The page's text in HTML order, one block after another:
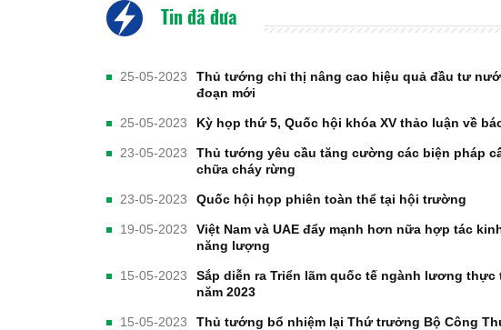
Tin đã đưa
25-05-2023
Thủ tướng chỉ thị nâng cao hiệu quả đầu tư
đoạn mới
25-05-2023 Kỳ họp thứ 5, Quốc hội khóa XV thảo luận về
23-05-2023
Thủ tướng yêu cầu tăng cường các biện pháp
chữa cháy rừng
23-05-2023 Quốc hội họp phiên toàn thể tại hội trường
19-05-2023
Việt Nam và UAE đẩy mạnh hơn nữa hợp tác
năng lượng
15-05-2023
Sắp diễn ra Triển lãm quốc tế ngành lương thực
năm 2023
15-05-2023 Thủ tướng bổ nhiệm lại Thứ trưởng Bộ Công